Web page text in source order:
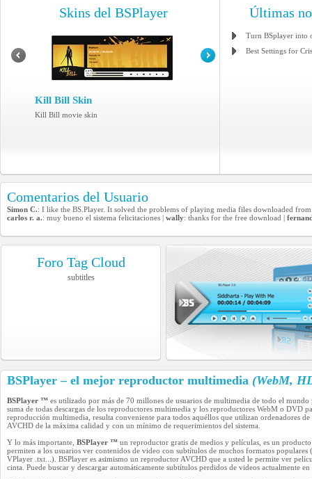
Skins del BSPlayer
Kill Bill Skin
Kill Bill movie skin
Últimas
Turn BSplayer into
Best Settings for
Comentarios del Usuario
Simon C.: I like the BS.Player. It solved the problems of playing media files downloaded
carlos r. a.: muy bueno el sistema felicitaciones | wally: thanks for the free download |
Foro Tag Cloud
subtitles
BSPlayer – el mejor reproductor multimedia (WebM,
BSPlayer ™ es utilizado por más de 70 millones de usuarios de multimedia de todo el
suma de todas descargas de los reproductores multimedia y los reproductores WebM o DVD
reproducción multimedia, resulta conveniente para todos aquéllos que utilizan ordenadores
AVCHD de la máxima calidad y con un mínimo de requerimientos del sistema.
Y lo más importante, BSPlayer ™ un reproductor gratis de medios y películas, es un
permiten a los usuarios ver contenidos de video con subtítulos de muchos formatos
VPlayer .txt...). BSPlayer es asimismo un reproductor AVCHD que a usted le permite ver
cinta. Puede buscar y descargar automáticamente subtítulos perdidos de videos actualmente